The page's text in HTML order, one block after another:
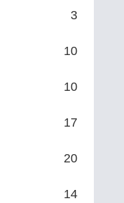
3
10
10
17
20
14